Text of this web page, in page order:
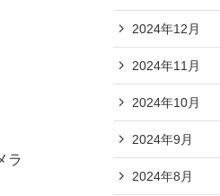
ラ
2024年12月
2024年11月
2024年10月
2024年9月
2024年8月